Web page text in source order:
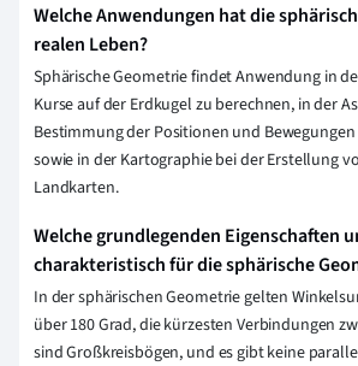
Welche Anwendungen hat die
realen Leben?
Sphärische Geometrie findet Anwendung in
Kurse auf der Erdkugel zu berechnen, in der
Bestimmung der Positionen und
sowie in der Kartographie bei der Erstellung
Landkarten.
Welche grundlegenden Eigenschaften
charakteristisch für die sphärische
In der sphärischen Geometrie gelten
über 180 Grad, die kürzesten Verbindungen
sind Großkreisbögen, und es gibt keine